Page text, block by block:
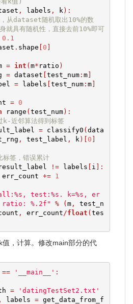
, labels , k ):
从dataset随机取出10%的数
就具有随机性，直接去前10%即可
0.1
. shape 0
= int ( m* ratio )
= dataset test_num: m]
= labels test_num: m]
=
0
range ( test_num):
k-近邻算法得到标签
= classify0 ( data
, test_label , k )[ 0
标签，错误累计
!= labels i
]:
+= 1
test:%s. k=%s, er
ratio: %.2f"
% ( m,
test_n
, err_count /float ( tes
值，计算。修改main部分的代
== '__main__' :
=
'datingTestSet2.txt'
, labels = get_data_from_f